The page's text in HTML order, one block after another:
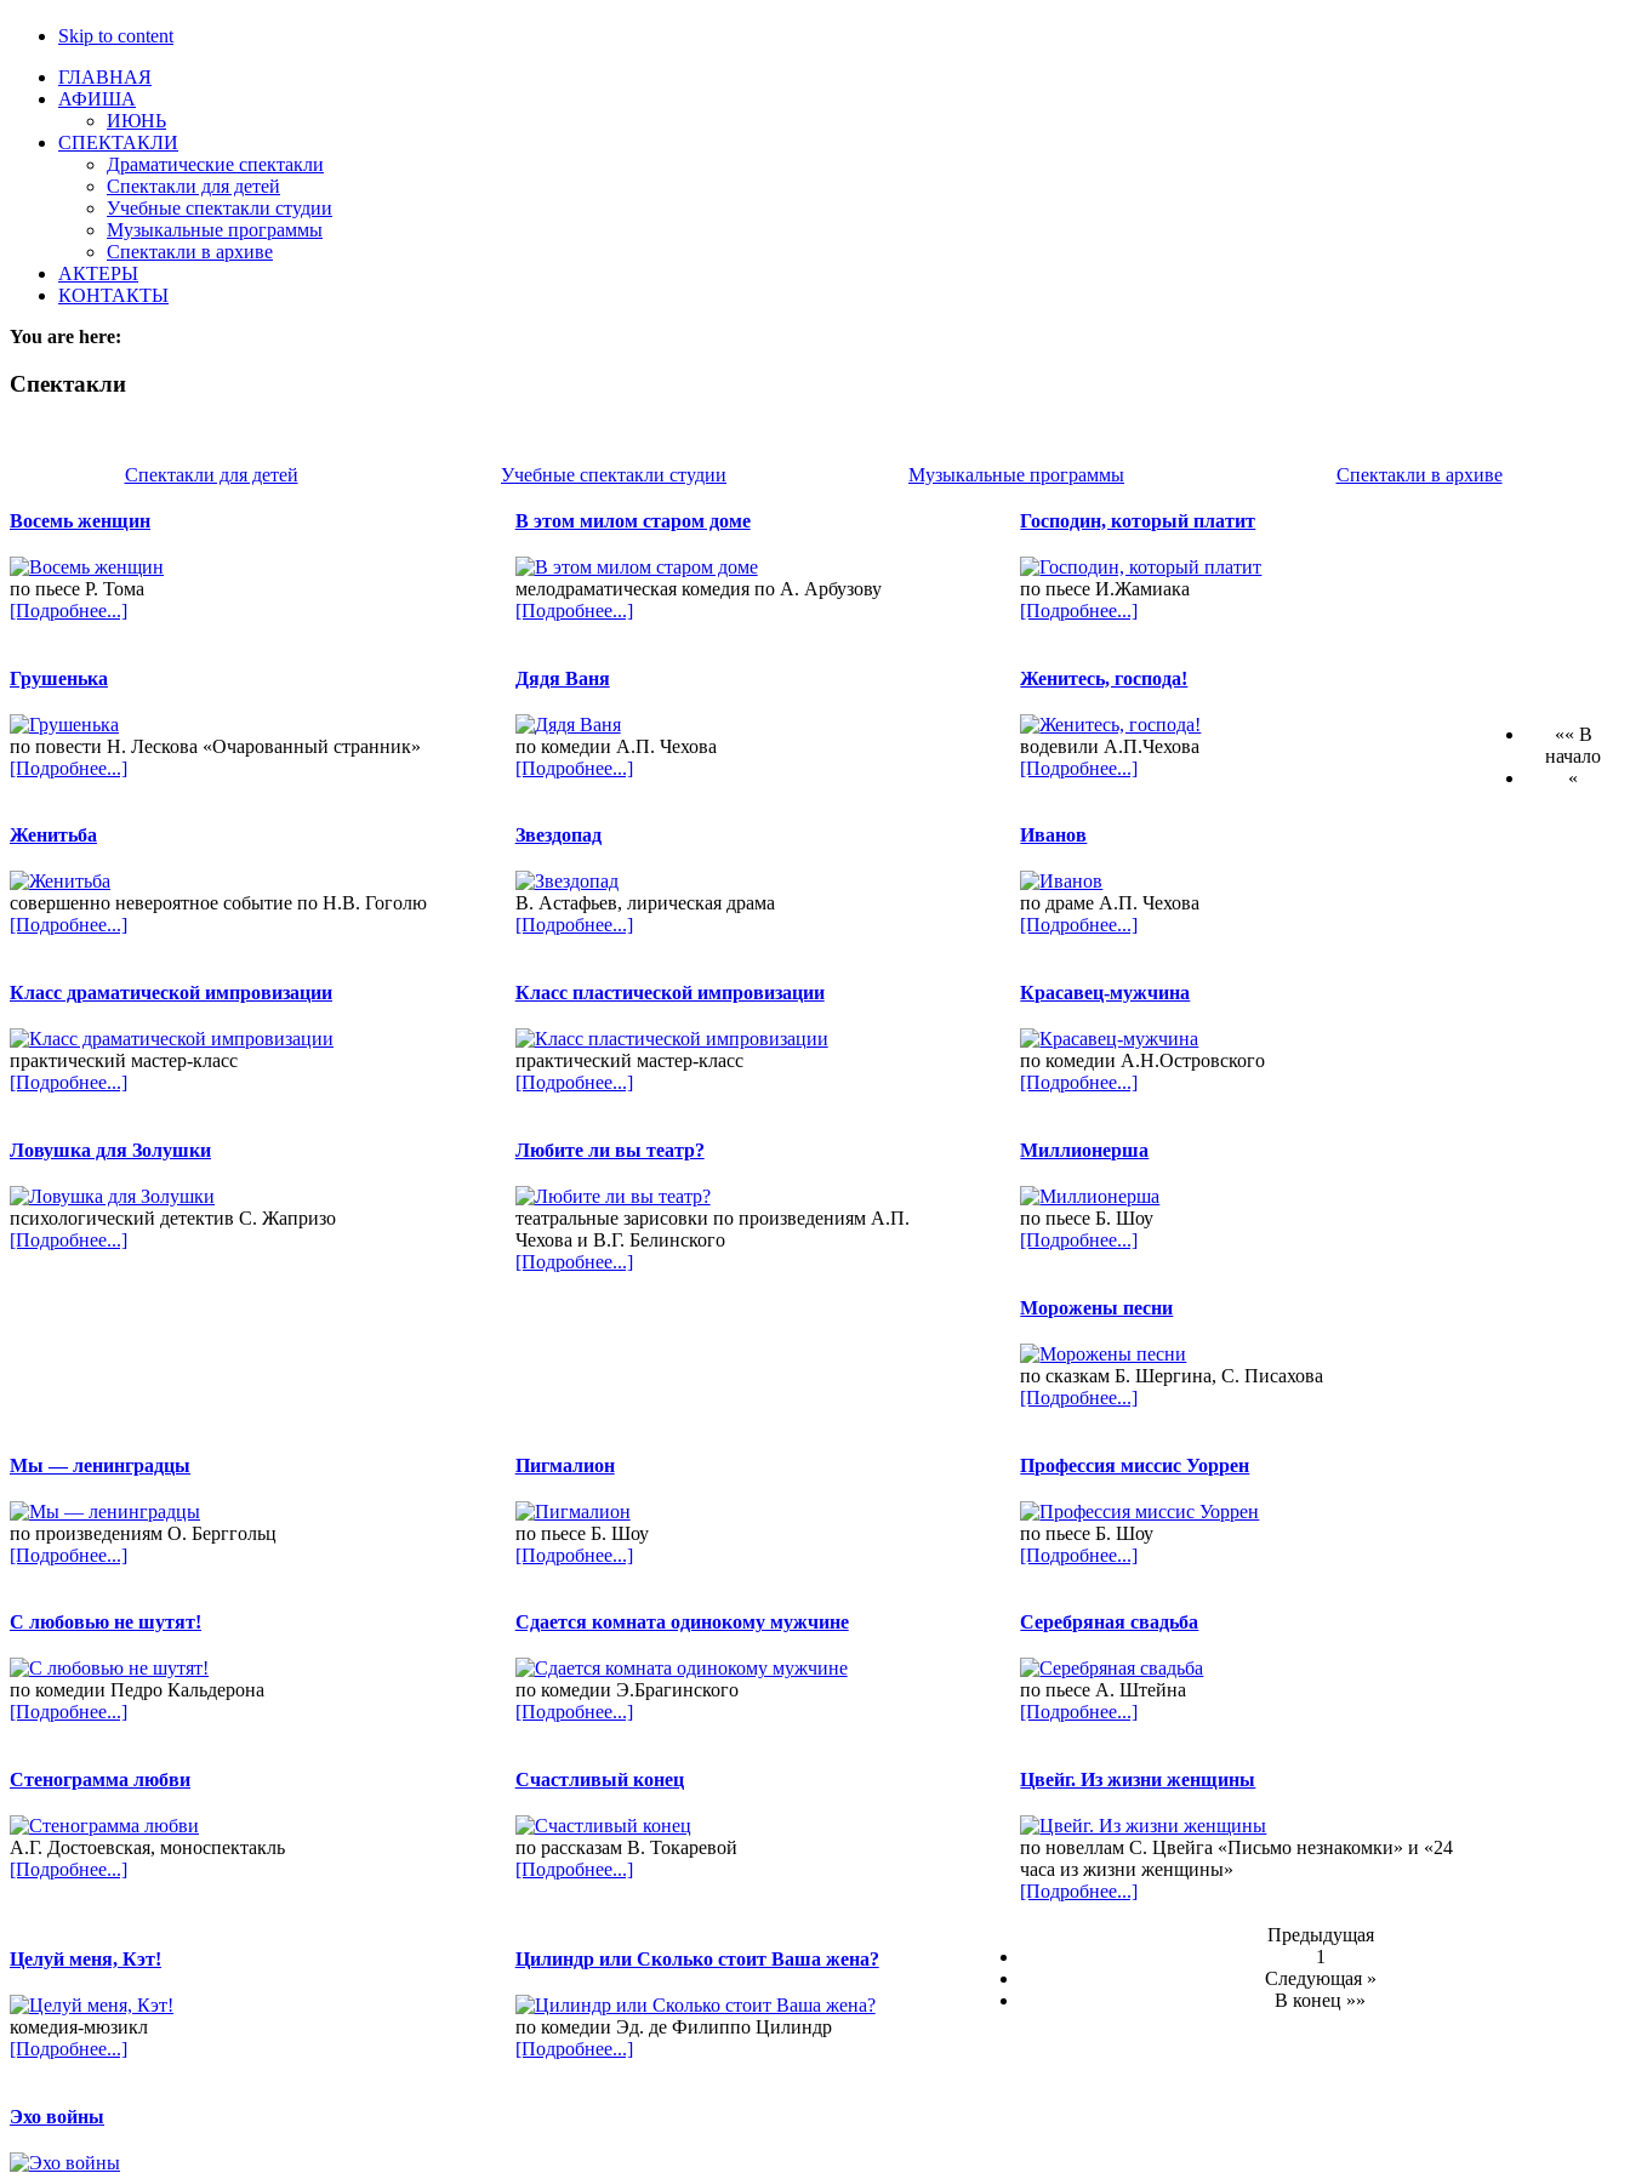
Skip to content
ГЛАВНАЯ
АФИША
ИЮНЬ
СПЕКТАКЛИ
Драматические спектакли
Спектакли для детей
Учебные спектакли студии
Музыкальные программы
Спектакли в архиве
АКТЕРЫ
КОНТАКТЫ
You are here:
Спектакли
Спектакли для детей Учебные спектакли студии Музыкальные программы Спектакли в архиве
Восемь женщин
по пьесе Р. Тома
[Подробнее...]
В этом милом старом доме
мелодраматическая комедия по А. Арбузову
[Подробнее...]
Господин, который платит
по пьесе И.Жамиака
[Подробнее...]
Грушенька
по повести Н. Лескова «Очарованный странник»
[Подробнее...]
Дядя Ваня
по комедии А.П. Чехова
[Подробнее...]
Женитесь, господа!
водевили А.П.Чехова
[Подробнее...]
Женитьба
совершенно невероятное событие по Н.В. Гоголю
[Подробнее...]
Звездопад
В. Астафьев, лирическая драма
[Подробнее...]
Иванов
по драме А.П. Чехова
[Подробнее...]
Класс драматической импровизации
практический мастер-класс
[Подробнее...]
Класс пластической импровизации
практический мастер-класс
[Подробнее...]
Красавец-мужчина
по комедии А.Н.Островского
[Подробнее...]
Ловушка для Золушки
психологический детектив С. Жапризо
[Подробнее...]
Любите ли вы театр?
театральные зарисовки по произведениям А.П.
Чехова и В.Г. Белинского
[Подробнее...]
Миллионерша
по пьесе Б. Шоу
[Подробнее...]
Морожены песни
по сказкам Б. Шергина, С. Писахова
[Подробнее...]
Мы — ленинградцы
по произведениям О. Берггольц
[Подробнее...]
Пигмалион
по пьесе Б. Шоу
[Подробнее...]
Профессия миссис Уоррен
по пьесе Б. Шоу
[Подробнее...]
С любовью не шутят!
по комедии Педро Кальдерона
[Подробнее...]
Сдается комната одинокому мужчине
по комедии Э.Брагинского
[Подробнее...]
Серебряная свадьба
по пьесе А. Штейна
[Подробнее...]
Стенограмма любви
А.Г. Достоевская, моноспектакль
[Подробнее...]
Счастливый конец
по рассказам В. Токаревой
[Подробнее...]
Цвейг. Из жизни женщины
по новеллам С. Цвейга «Письмо незнакомки» и «24
часа из жизни женщины»
[Подробнее...]
Целуй меня, Кэт!
комедия-мюзикл
[Подробнее...]
Цилиндр или Сколько стоит Ваша жена?
по комедии Эд. де Филиппо Цилиндр
[Подробнее...]
Эхо войны
«« В
начало
«
Предыдущая
1
Следующая »
В конец »»